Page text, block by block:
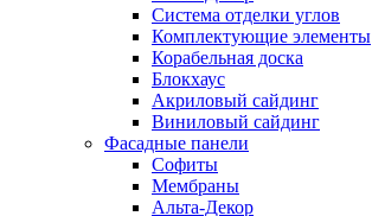
Система отделки углов
Комплектующие элементы
Корабельная доска
Блокхаус
Акриловый сайдинг
Виниловый сайдинг
Фасадные панели
Софиты
Мембраны
Альта-Декор